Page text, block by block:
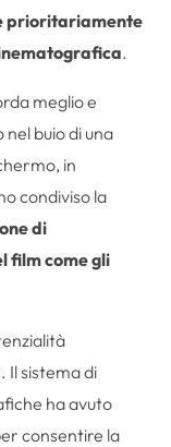
prioritariamente
.
meglio e
nel buio di una
in
condiviso la
di
film come gli
Il sistema di
ha avuto
consentire la